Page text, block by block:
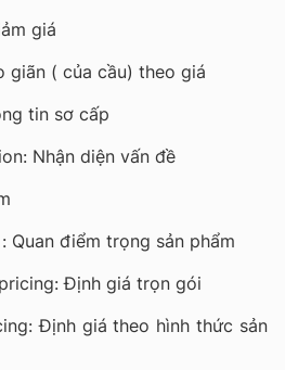
giá
giãn ( của cầu) theo giá
tin sơ cấp
Nhận diện vấn đề
Quan điểm trọng sản phẩm
Định giá trọn gói
Định giá theo hình thức sản